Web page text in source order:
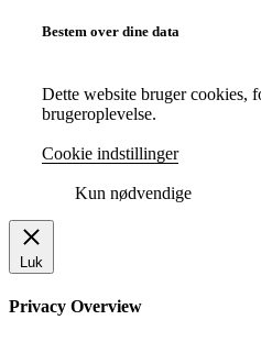
Bestem over dine data
Dette website bruger cookies,
brugeroplevelse.
Cookie indstillinger
Kun nødvendige
Luk
Privacy Overview